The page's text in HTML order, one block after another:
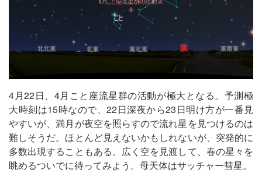
4月22日、4月こと座流星群の活動が極大となる。予測極
大時刻は15時なので、22日深夜から23日明け方が一番見
やすいが、満月が夜空を照らすので流れ星を見つけるのは
難しそうだ。ほとんど見えないかもしれないが、突発的に
多数出現することもある。広く空を見渡して、春の星々を
眺めるついでに待ってみよう。母天体はサッチャー彗星。